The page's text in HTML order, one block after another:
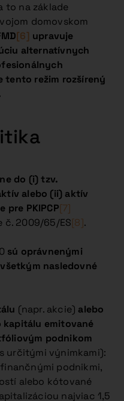
to na základe
domovskom
[6] upravuje
alternatívnych
tento režim rozšírený
do (i) tzv.
alebo (ii) aktív
PKIPCP[7]
č. 2009/65/ES[8].
sú oprávnenými
nasledovné
(napr. akcie) alebo
kapitálu emitované
podnikom
určitými výnimkami):
podnikmi,
alebo kótované
najviac 1,5